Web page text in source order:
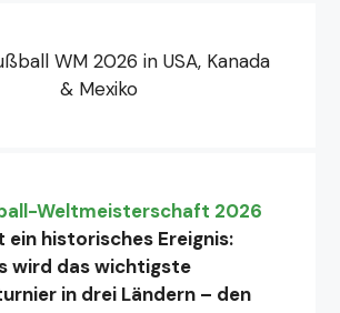
Weltmeisterschaft 2026
ein historisches Ereignis:
wird das wichtigste
in drei Ländern – den